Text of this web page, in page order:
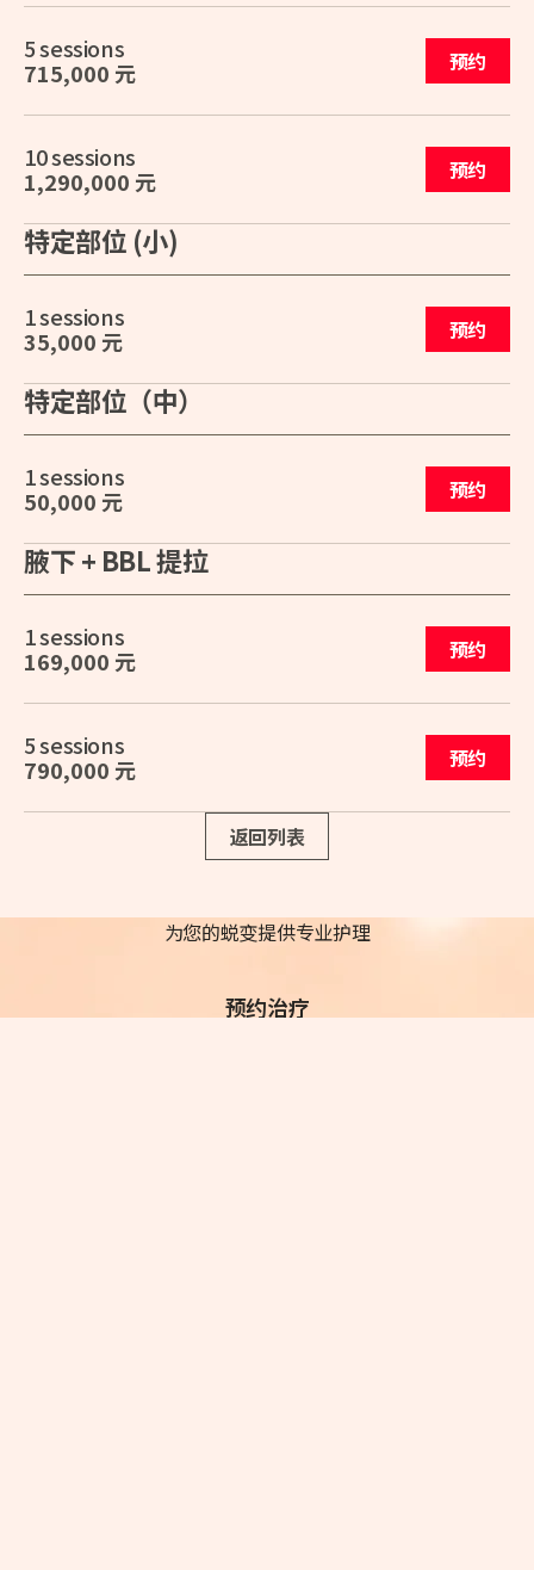
5 sessions
715,000 元
预约
10 sessions
1,290,000 元
预约
特定部位 (小)
1 sessions
35,000 元
预约
特定部位（中）
1 sessions
50,000 元
预约
腋下 + BBL 提拉
1 sessions
169,000 元
预约
5 sessions
790,000 元
预约
返回列表
为您的蜕变提供专业护理
预约治疗